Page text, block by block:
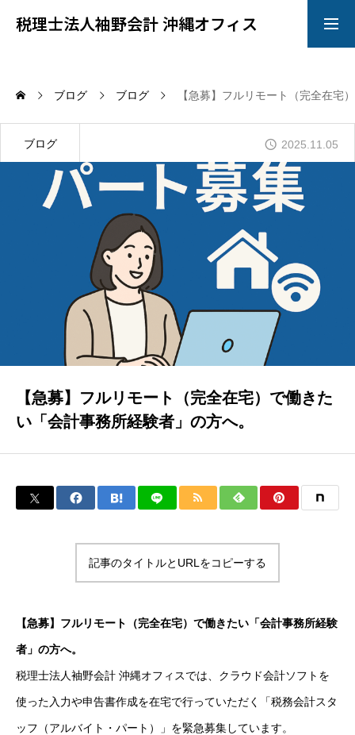
税理士法人袖野会計 沖縄オフィス
トップ
サービス
スタッフ
お客様のご紹介
よくあるご質問（FAQ）
相談事例
お知らせ
ブログ
採用情報
ブログ ブログ 【急募】フルリモート（完全在宅
ブログ 2025.11.05
【急募】フルリモート（完全在宅）で働きた
い「会計事務所経験者」の方へ。
記事のタイトルとURLをコピーする
【急募】フルリモート（完全在宅）で働きたい「会計事務所経験
者」の方へ。
税理士法人袖野会計 沖縄オフィスでは、クラウド会計ソフトを
使った入力や申告書作成を在宅で行っていただく「税務会計スタ
ッフ（アルバイト・パート）」を緊急募集しています。